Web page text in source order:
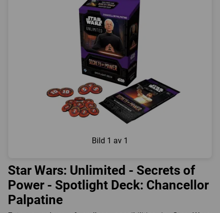
Bild 1 av 1
Star Wars: Unlimited - Secrets of
Power - Spotlight Deck: Chancellor
Palpatine